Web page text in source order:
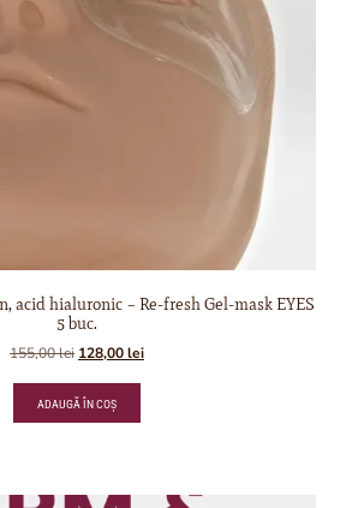
acid hialuronic – Re-fresh Gel-mask EYES
5 buc.
155,00lei 128,00lei
ADAUGĂ ÎN COȘ